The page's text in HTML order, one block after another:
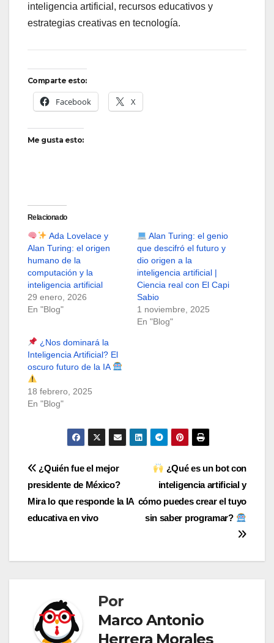
inteligencia artificial, recursos educativos y
estrategias creativas en tecnología.
Comparte esto:
Facebook X
Me gusta esto:
Relacionado
Ada Lovelace y
Alan Turing: el origen
humano de la
computación y la
inteligencia artificial
29 enero, 2026
En "Blog"
Alan Turing: el genio
que descifró el futuro y
dio origen a la
inteligencia artificial |
Ciencia real con El Capi
Sabio
1 noviembre, 2025
En "Blog"
¿Nos dominará la
Inteligencia Artificial? El
oscuro futuro de la IA
18 febrero, 2025
En "Blog"
Navegación
de
entradas
¿Qué es un bot con
inteligencia artificial y
cómo puedes crear el tuyo
sin saber programar?
¿Quién fue el mejor
presidente de México?
Mira lo que responde la IA
educativa en vivo
Por
Marco Antonio
Herrera Morales